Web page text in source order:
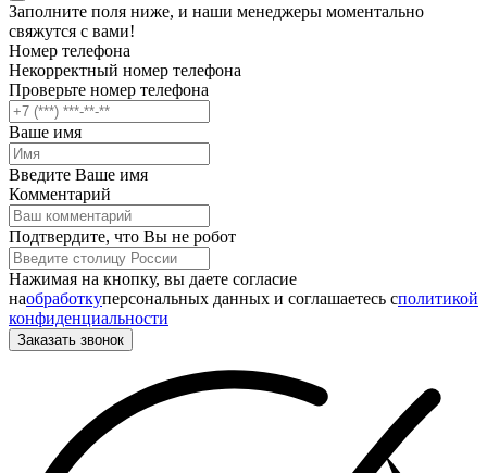
Заполните поля ниже, и наши менеджеры моментально
свяжутся с вами!
Номер телефона
Некорректный номер телефона
Проверьте номер телефона
Ваше имя
Введите Ваше имя
Комментарий
Подтвердите, что Вы не робот
Нажимая на кнопку, вы даете согласие
наобработкуперсональных данных и соглашаетесь cполитикой
конфиденциальности
Заказать звонок